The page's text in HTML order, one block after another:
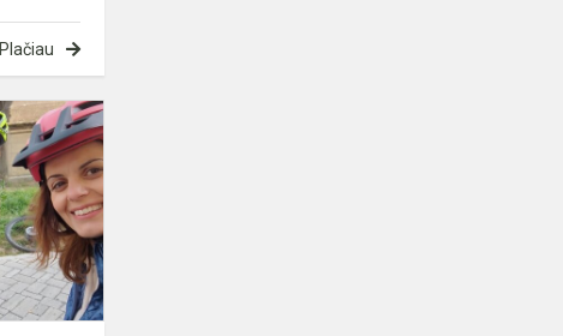
Plačiau
Erasmus+
projektas
„Judėk
ir
mink
geresniam
mokymuisi“